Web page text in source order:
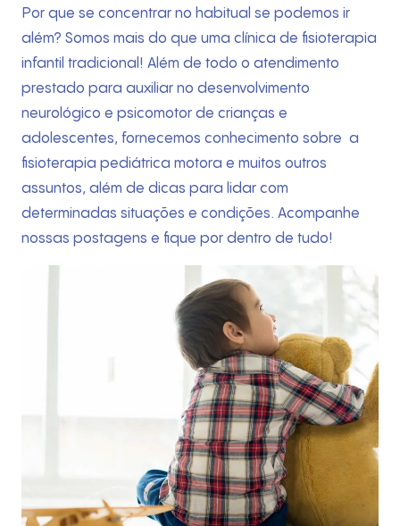
Por que se concentrar no habitual se podemos ir
além? Somos mais do que uma clínica de fisioterapia
infantil tradicional! Além de todo o atendimento
prestado para auxiliar no desenvolvimento
neurológico e psicomotor de crianças e
adolescentes, fornecemos conhecimento sobre a
fisioterapia pediátrica motora e muitos outros
assuntos, além de dicas para lidar com
determinadas situações e condições. Acompanhe
nossas postagens e fique por dentro de tudo!